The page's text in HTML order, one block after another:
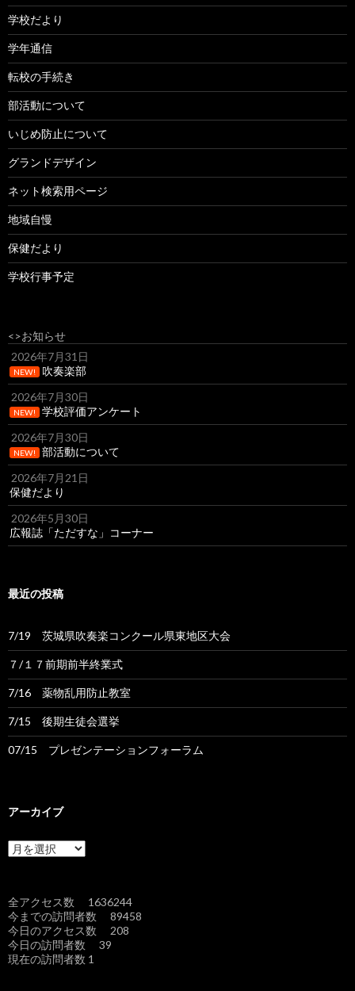
学校だより
学年通信
転校の手続き
部活動について
いじめ防止について
グランドデザイン
ネット検索用ページ
地域自慢
保健だより
学校行事予定
<>お知らせ
2026年7月31日
NEW!
吹奏楽部
2026年7月30日
NEW!
学校評価アンケート
2026年7月30日
NEW!
部活動について
2026年7月21日
保健だより
2026年5月30日
広報誌「ただすな」コーナー
最近の投稿
7/19 茨城県吹奏楽コンクール県東地区大会
７/１７前期前半終業式
7/16 薬物乱用防止教室
7/15 後期生徒会選挙
07/15 プレゼンテーションフォーラム
アーカイブ
ア
ー
ブ
全アクセス数 1636244
今までの訪問者数 89458
今日のアクセス数 208
今日の訪問者数 39
現在の訪問者数 1